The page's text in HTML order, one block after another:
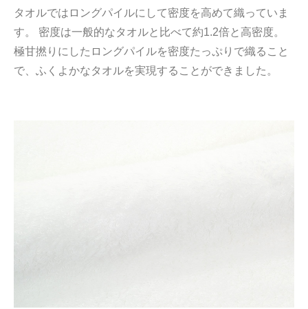
タオルではロングパイルにして密度を高めて織っていま
す。 密度は一般的なタオルと比べて約1.2倍と高密度。
極甘撚りにしたロングパイルを密度たっぷりで織ること
で、ふくよかなタオルを実現することができました。